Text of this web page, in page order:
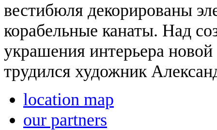
вестибюля декорированы
корабельные канаты. Над
украшения интерьера
трудился художник
location map
our partners